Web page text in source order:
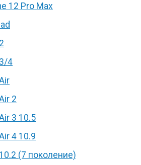
12 Pro Max
4
2
3 10.5
4 10.9
(7 поколение)